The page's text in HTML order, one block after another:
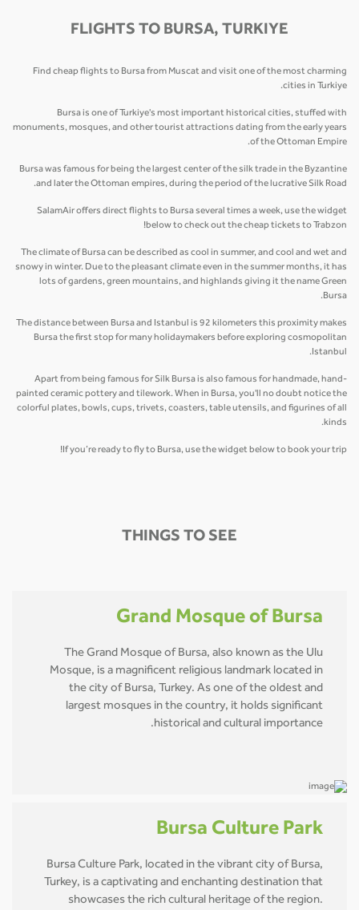
FLIGHTS TO BURSA, TURKIYE
Find cheap flights to Bursa from Muscat and visit one of the most charming
cities in Turkiye.
Bursa is one of Turkiye's most important historical cities, stuffed with
monuments, mosques, and other tourist attractions dating from the early years
of the Ottoman Empire.
Bursa was famous for being the largest center of the silk trade in the Byzantine
and later the Ottoman empires, during the period of the lucrative Silk Road.
SalamAir offers direct flights to Bursa several times a week, use the widget
below to check out the cheap tickets to Trabzon!
The climate of Bursa can be described as cool in summer, and cool and wet and
snowy in winter. Due to the pleasant climate even in the summer months, it has
lots of gardens, green mountains, and highlands giving it the name Green
Bursa.
The distance between Bursa and Istanbul is 92 kilometers this proximity makes
Bursa the first stop for many holidaymakers before exploring cosmopolitan
Istanbul.
Apart from being famous for Silk Bursa is also famous for handmade, hand-
painted ceramic pottery and tilework. When in Bursa, you'll no doubt notice the
colorful plates, bowls, cups, trivets, coasters, table utensils, and figurines of all
kinds.
If you’re ready to fly to Bursa, use the widget below to book your trip!
THINGS TO SEE
Grand Mosque of Bursa
The Grand Mosque of Bursa, also known as the Ulu
Mosque, is a magnificent religious landmark located in
the city of Bursa, Turkey. As one of the oldest and
largest mosques in the country, it holds significant
historical and cultural importance.
Bursa Culture Park
Bursa Culture Park, located in the vibrant city of Bursa,
Turkey, is a captivating and enchanting destination that
showcases the rich cultural heritage of the region.